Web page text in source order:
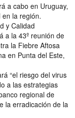
a cabo en Uruguay,
la región.
y Calidad
a la 43º reunión de
la Fiebre Aftosa
en Punta del Este,
“el riesgo del virus
a las estrategias
regional de
la erradicación de la